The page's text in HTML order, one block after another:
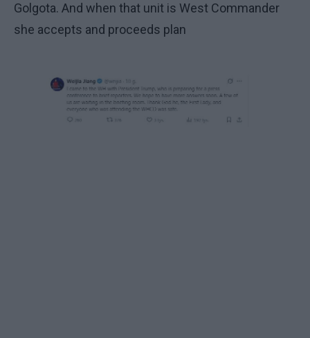
Golgota. And when that unit is West Commander
she accepts and proceeds plan